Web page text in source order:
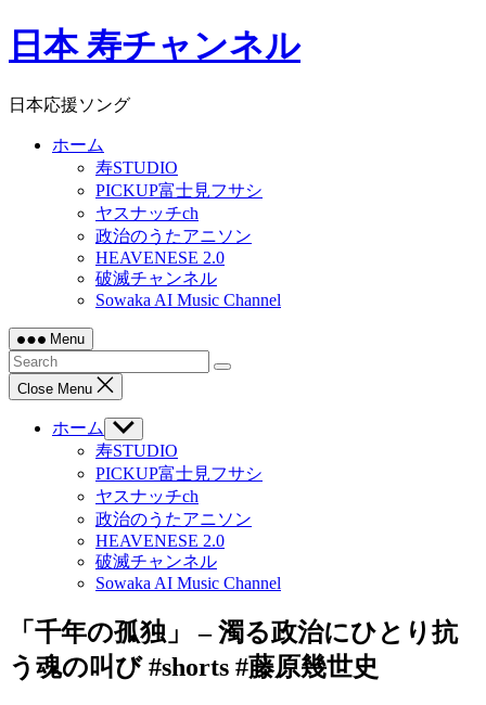
Skip
to日本 寿チャンネル
日本応援ソング
ホーム
寿STUDIO
PICKUP富士見フサシ
ヤスナッチch
政治のうたアニソン
HEAVENESE 2.0
破滅チャンネル
Sowaka AI Music Channel
Menu
Close Menu
ホーム
Show
sub
menu
寿STUDIO
PICKUP富士見フサシ
ヤスナッチch
政治のうたアニソン
HEAVENESE 2.0
破滅チャンネル
Sowaka AI Music Channel
「千年の孤独」 – 濁る政治にひとり抗
う魂の叫び #shorts #藤原幾世史